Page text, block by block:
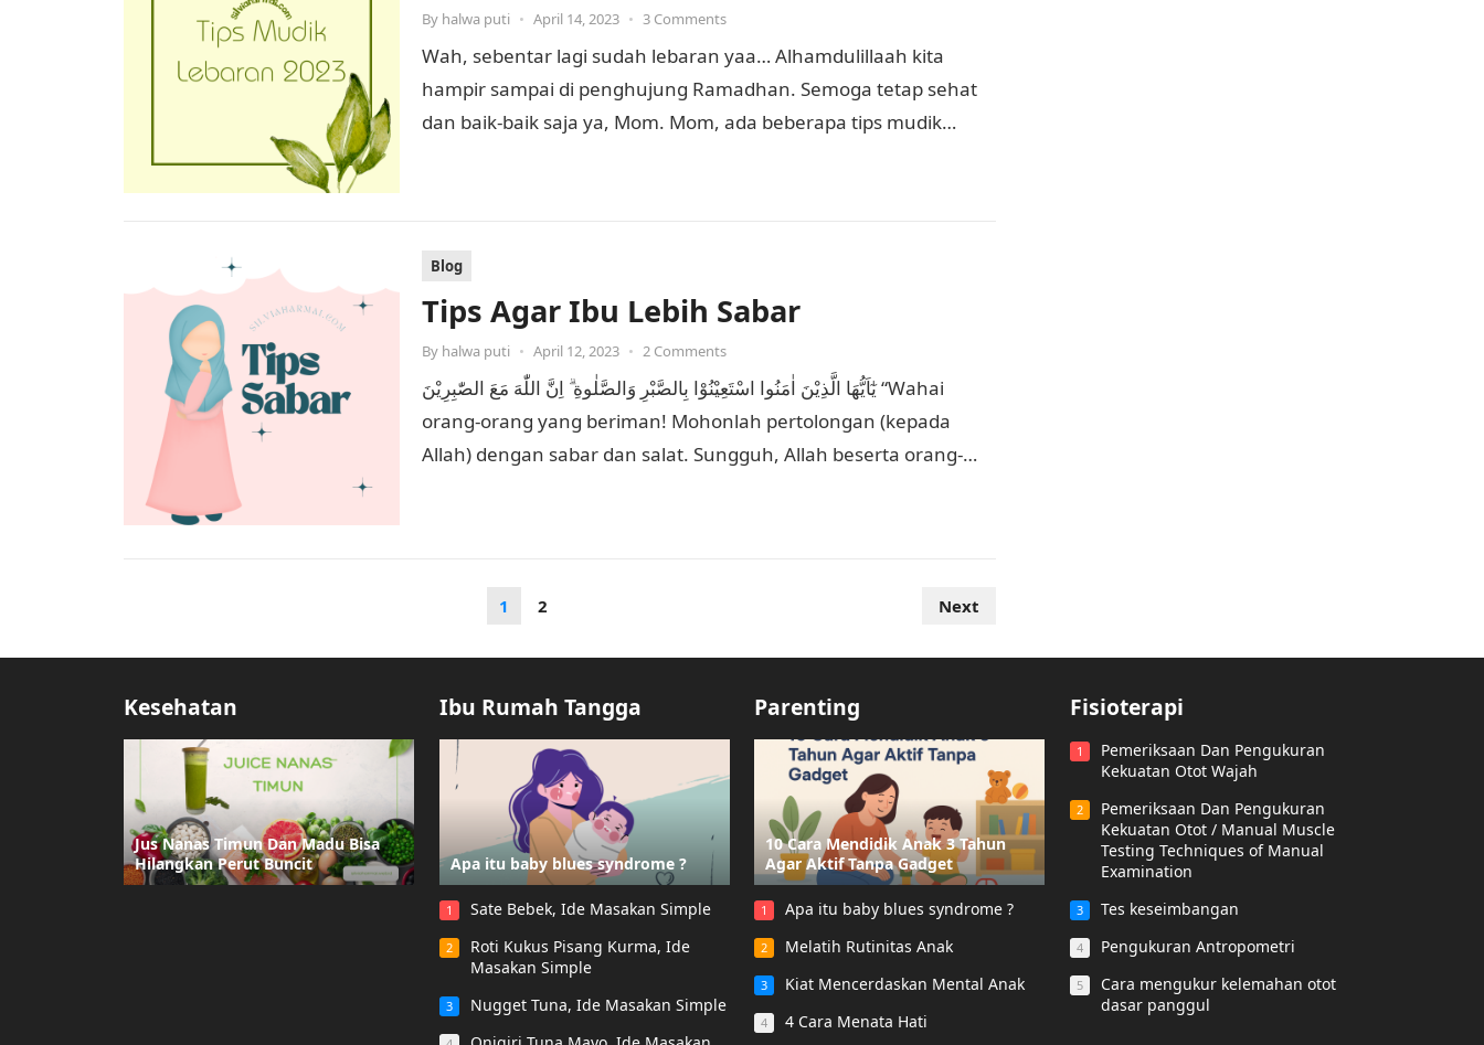
By halwa puti • April 14, 2023 • 3 Comments
Wah, sebentar lagi sudah lebaran yaa… Alhamdulillaah kita
hampir sampai di penghujung Ramadhan. Semoga tetap sehat
dan baik-baik saja ya, Mom. Mom, ada beberapa tips mudik
Blog
Tips Agar Ibu Lebih Sabar
By halwa puti • April 12, 2023 • 2 Comments
يٰٓاَيُّهَا الَّذِيْنَ اٰمَنُوا اسْتَعِيْنُوْا بِالصَّبْرِ وَالصَّلٰوةِ ۗ اِنَّ اللّٰهَ مَعَ الصّٰبِرِيْنَ “Wahai
orang-orang yang beriman! Mohonlah pertolongan (kepada
Allah) dengan sabar dan salat. Sungguh, Allah beserta orang-
1 2 Next
Kesehatan
Jus Nanas Timun Dan Madu Bisa
Hilangkan Perut Buncit
Ibu Rumah Tangga
Apa itu baby blues syndrome ?
1 Sate Bebek, Ide Masakan Simple
2
Roti Kukus Pisang Kurma, Ide
Masakan Simple
3 Nugget Tuna, Ide Masakan Simple
Parenting
10 Cara Mendidik Anak 3 Tahun
Agar Aktif Tanpa Gadget
1 Apa itu baby blues syndrome ?
2 Melatih Rutinitas Anak
3 Kiat Mencerdaskan Mental Anak
4 4 Cara Menata Hati
Fisioterapi
1
Pemeriksaan Dan Pengukuran
Kekuatan Otot Wajah
2
Pemeriksaan Dan Pengukuran
Kekuatan Otot / Manual Muscle
Testing Techniques of Manual
Examination
3 Tes keseimbangan
4 Pengukuran Antropometri
5
Cara mengukur kelemahan otot
dasar panggul